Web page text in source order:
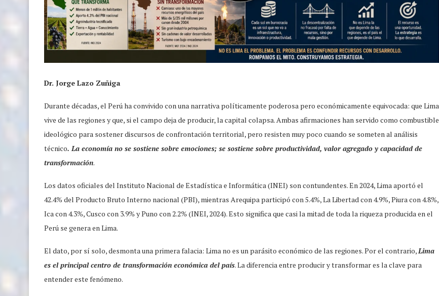
Dr. Jorge Lazo Zuñiga
Durante décadas, el Perú ha convivido con una narrativa políticamente poderosa pero económicamente equivocada: que Lima
vive de las regiones y que, si el campo deja de producir, la capital colapsa. Ambas afirmaciones han servido como combustible
ideológico para sostener discursos de confrontación territorial, pero resisten muy poco cuando se someten al análisis
técnico. La economía no se sostiene sobre emociones; se sostiene sobre productividad, valor agregado y capacidad de
transformación.
Los datos oficiales del Instituto Nacional de Estadística e Informática (INEI) son contundentes. En 2024, Lima aportó el
42.4% del Producto Bruto Interno nacional (PBI), mientras Arequipa participó con 5.4%, La Libertad con 4.9%, Piura con 4.8%,
Ica con 4.3%, Cusco con 3.9% y Puno con 2.2% (INEI, 2024). Esto significa que casi la mitad de toda la riqueza producida en el
Perú se genera en Lima.
El dato, por sí solo, desmonta una primera falacia: Lima no es un parásito económico de las regiones. Por el contrario, Lima
es el principal centro de transformación económica del país. La diferencia entre producir y transformar es la clave para
entender este fenómeno.